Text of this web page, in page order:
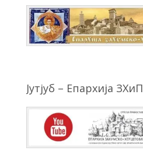
Јутјуб – Епархија ЗХиП